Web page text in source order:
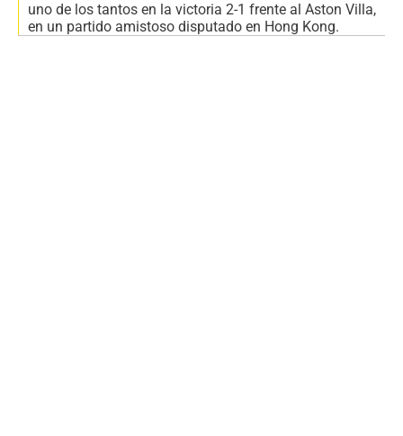
uno de los tantos en la victoria 2-1 frente al Aston Villa,
en un partido amistoso disputado en Hong Kong.